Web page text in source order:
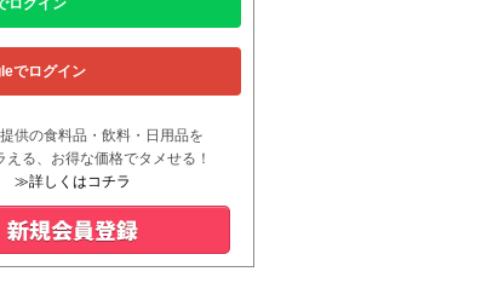
ログイン
でログイン
供の食料品・飲料・日用品を
える、お得な価格でタメせる！
≫詳しくはコチラ